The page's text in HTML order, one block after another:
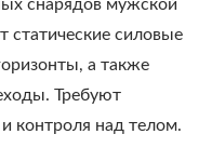
снарядов мужской
статические силовые
а также
Требуют
контроля над телом.